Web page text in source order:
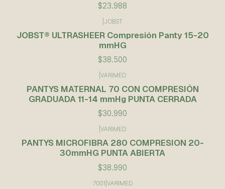
$23.988
JOBST
JOBST® ULTRASHEER Compresión Panty 15-20
mmHG
$38.500
VARIMED
PANTYS MATERNAL 70 CON COMPRESIÓN
GRADUADA 11-14 mmHg PUNTA CERRADA
$30.990
VARIMED
PANTYS MICROFIBRA 280 COMPRESION 20-
30mmHG PUNTA ABIERTA
$38.990
7001 VARIMED